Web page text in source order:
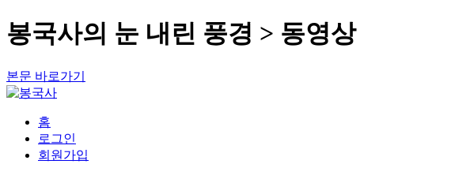
봉국사의 눈 내린 풍경 > 동영상
본문 바로가기
홈
로그인
회원가입